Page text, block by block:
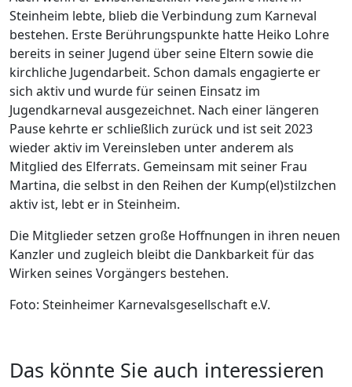
Steinheim lebte, blieb die Verbindung zum Karneval
bestehen. Erste Berührungspunkte hatte Heiko Lohre
bereits in seiner Jugend über seine Eltern sowie die
kirchliche Jugendarbeit. Schon damals engagierte er
sich aktiv und wurde für seinen Einsatz im
Jugendkarneval ausgezeichnet. Nach einer längeren
Pause kehrte er schließlich zurück und ist seit 2023
wieder aktiv im Vereinsleben unter anderem als
Mitglied des Elferrats. Gemeinsam mit seiner Frau
Martina, die selbst in den Reihen der Kump(el)stilzchen
aktiv ist, lebt er in Steinheim.
Die Mitglieder setzen große Hoffnungen in ihren neuen
Kanzler und zugleich bleibt die Dankbarkeit für das
Wirken seines Vorgängers bestehen.
Foto: Steinheimer Karnevalsgesellschaft e.V.
Das könnte Sie auch interessieren